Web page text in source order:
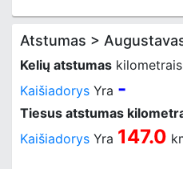
Atstumas >
Kelių atstumas
Kaišiadorys Yra -
Tiesus atstumas
Kaišiadorys Yra 147.0